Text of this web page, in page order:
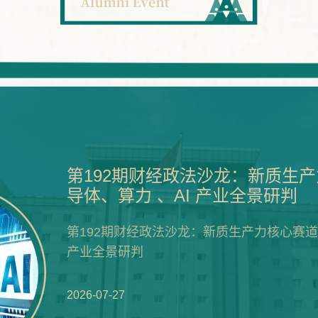
第192期财经政法沙龙：新质生
导体、算力 、AI 产业全景研判
第192期财经政法沙龙：新质生产力核心
产业全景研判
2026-07-27